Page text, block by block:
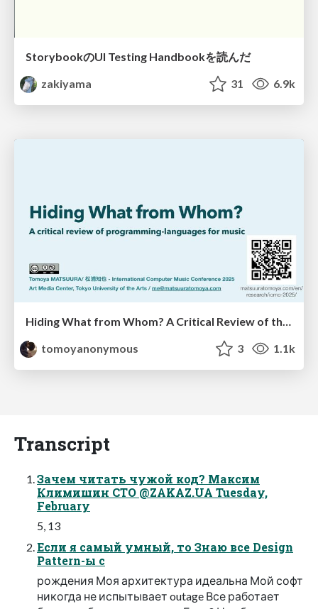
StorybookのUI Testing Handbookを読んだ
zakiyama
31 6.9k
tomoyanonymous
3 1.1k
Transcript
Зачем читать чужой код? Максим
Климишин CTO @ZAKAZ.UA Tuesday,
February
5, 13
Если я самый умный, то Знаю все Design
Pattern-ы с
рождения Моя архитектура идеальна Мой софт
никогда не испытывает outage Все работает